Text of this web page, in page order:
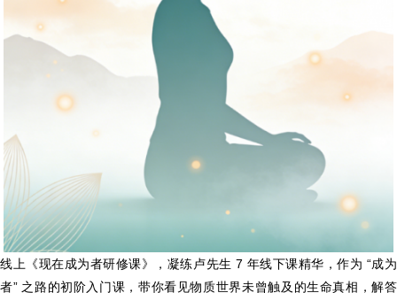
线上《现在成为者研修课》，凝练卢先生 7 年线下课精华，作为 “成为
者” 之路的初阶入门课，带你看见物质世界未曾触及的生命真相，解答